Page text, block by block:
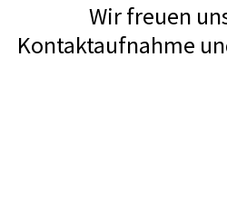
Wir freuen
Kontaktaufnahme